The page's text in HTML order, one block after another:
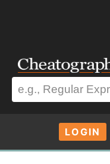
LOGIN